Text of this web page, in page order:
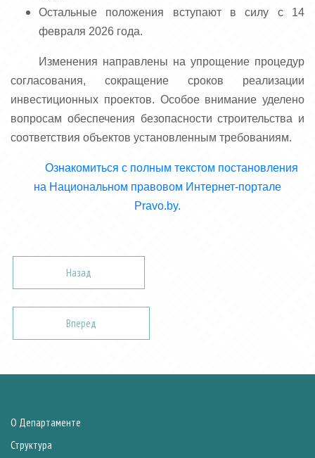
Остальные положения вступают в силу с 14
февраля 2026 года.
Изменения направлены на упрощение процедур
согласования, сокращение сроков реализации
инвестиционных проектов. Особое внимание уделено
вопросам обеспечения безопасности строительства и
соответствия объектов установленным требованиям.
Ознакомиться с полным текстом постановления
на Национальном правовом Интернет-портале
Pravo.by.
Назад
Вперед
О Департаменте
Структура